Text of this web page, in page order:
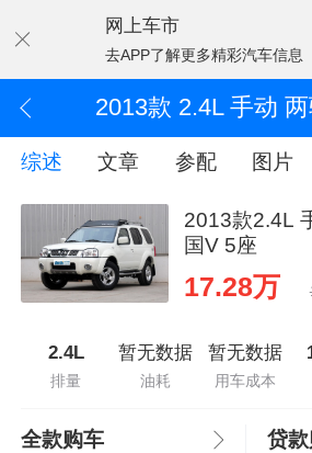
网上车市
去APP了解更多精彩汽车信息
综述 文章 参配 图片
2013款2.4L
国V 5座
17.28万
2.4L
排量
暂无数据
油耗
暂无数据
用车成本
全款购车 贷